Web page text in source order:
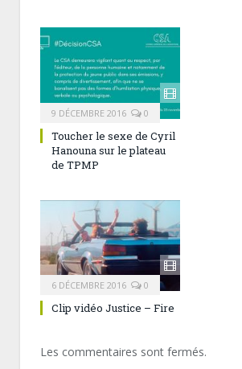
9 DÉCEMBRE 2016 0
Toucher le sexe de Cyril
Hanouna sur le plateau
de TPMP
6 DÉCEMBRE 2016 0
Clip vidéo Justice – Fire
Les commentaires sont fermés.